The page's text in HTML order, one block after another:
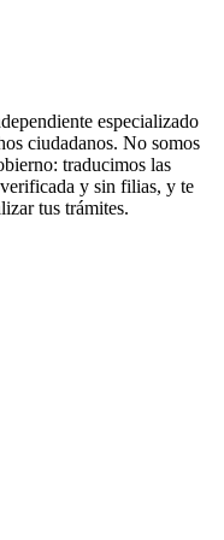
especializado
ciudadanos. No somos
traducimos las
y sin filias, y te
tus trámites.